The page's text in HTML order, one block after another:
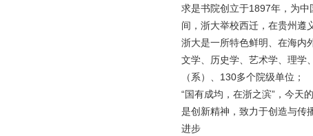
智能化平台
数字可信
数字身份
印控管理
求是书院创立于1897年，为
间，浙大举校西迁，在贵州遵
浙大是一所特色鲜明、在海内
文学、历史学、艺术学、理学
（系）、130多个院级单位；
“国有成均，在浙之滨”，今天
是创新精神，致力于创造与传
进步